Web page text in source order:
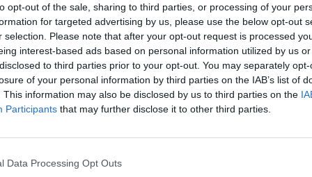
opt-out of the sale, sharing to third parties, or processing of your
for targeted advertising by us, please use the below opt-out
selection. Please note that after your opt-out request is processed
interest-based ads based on personal information utilized by us
to third parties prior to your opt-out. You may separately
of your personal information by third parties on the IAB’s list of
This information may also be disclosed by us to third parties on the
Participants that may further disclose it to other third parties.
Data Processing Opt Outs